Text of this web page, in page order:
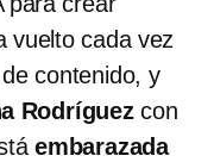
vuelto cada vez
contenido, y
Rodríguezcon
embarazada